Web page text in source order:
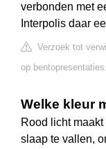
verbonden met
Interpolis daar
Verzoek tot
op
Welke kleur
Rood licht
slaap te vallen,